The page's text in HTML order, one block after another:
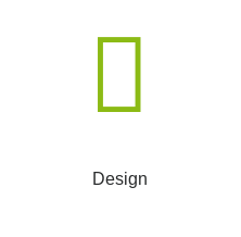
Design